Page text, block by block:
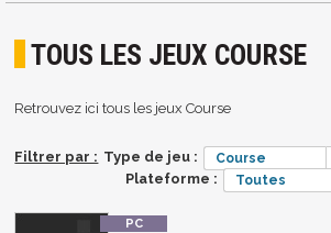
TOUS LES JEUX COURSE
Retrouvez ici tous les jeux Course
Filtrer par : Type de jeu : Course
Plateforme : Toutes